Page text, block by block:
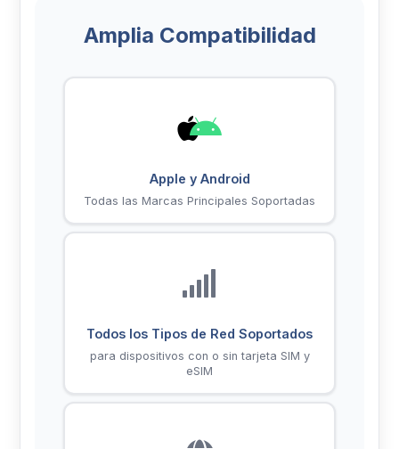
Amplia Compatibilidad
Apple y Android
Todas las Marcas Principales Soportadas
Todos los Tipos de Red Soportados
para dispositivos con o sin tarjeta SIM y
eSIM